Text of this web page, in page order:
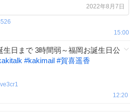
セブンbit.ly/38eyJqB 紀伊國屋
3IO4ZgD #賀喜遥香 #乃木坂46 #
喜遥香生誕祭
2022年8月7日
15:00
生日まで 3時間弱～福岡お誕生日公
#kakimail #賀喜遥香
12:20